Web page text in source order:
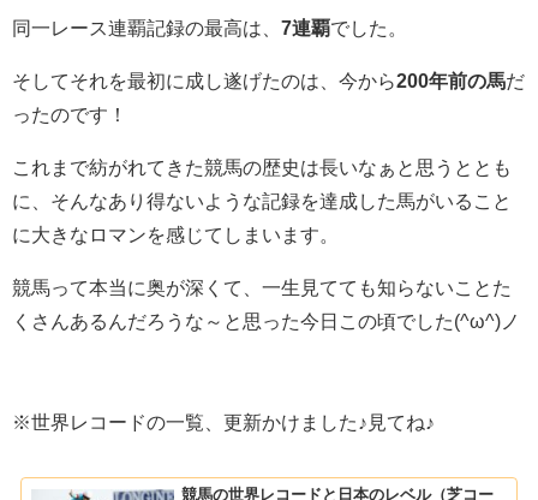
同一レース連覇記録の最高は、 7連覇でした。
そしてそれを最初に成し遂げたのは、今から200年前の馬だ
ったのです！
これまで紡がれてきた競馬の歴史は長いなぁと思うととも
に、そんなあり得ないような記録を達成した馬がいること
に大きなロマンを感じてしまいます。
競馬って本当に奥が深くて、一生見てても知らないことた
くさんあるんだろうな～と思った今日この頃でした(^ω^)ノ
※世界レコードの一覧、更新かけました♪見てね♪
競馬の世界レコードと日本のレベル（芝コー